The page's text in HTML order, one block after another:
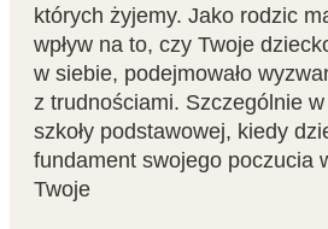
których żyjemy. Jako rodzic
wpływ na to, czy Twoje
w siebie, podejmowało
z trudnościami. Szczególnie
szkoły podstawowej, kiedy
fundament swojego poczucia
Twoje